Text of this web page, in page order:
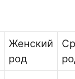
Женский
род